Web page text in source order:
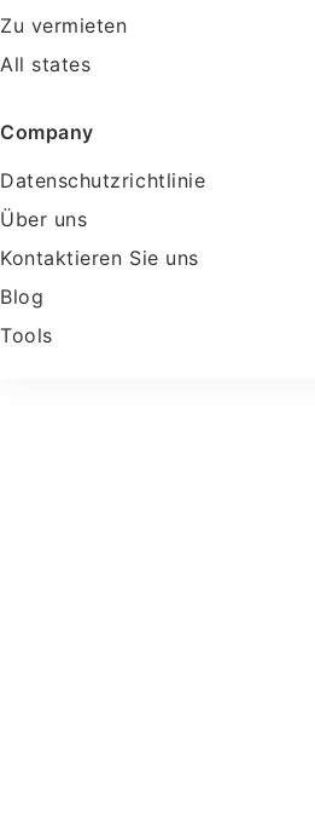
Zu vermieten
All states
Company
Datenschutzrichtlinie
Über uns
Kontaktieren Sie uns
Blog
Tools